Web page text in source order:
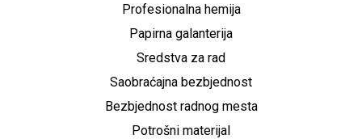
Profesionalna hemija
Papirna galanterija
Sredstva za rad
Saobraćajna bezbjednost
Bezbjednost radnog mesta
Potrošni materijal